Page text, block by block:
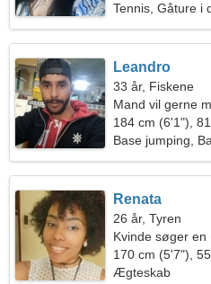
Tennis, Gåture i
Leandro
33 år, Fiskene
Mand vil gerne
184 cm (6'1"),
Base jumping,
Renata
26 år, Tyren
Kvinde søger en
170 cm (5'7"),
Ægteskab